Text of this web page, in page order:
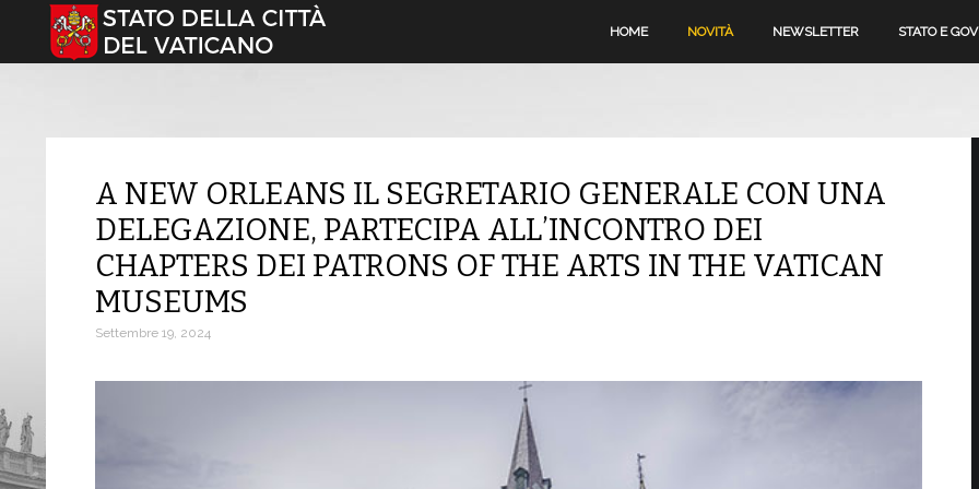
Seleziona la tua lingua HOME NOVITÀ NEWSLETTER STATO E
A NEW ORLEANS IL SEGRETARIO GENERALE CON UNA
DELEGAZIONE, PARTECIPA ALL’INCONTRO DEI
CHAPTERS DEI PATRONS OF THE ARTS IN THE VATICAN
MUSEUMS
Settembre 19, 2024